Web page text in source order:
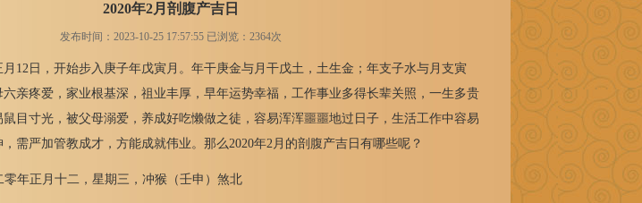
2020年2月剖腹产吉日
发布时间：2023-10-25 17:57:55 已浏览：2364次
月12日，开始步入庚子年戊寅月。年干庚金与月干戊土，土生金；年支子水与月支寅
亲疼爱，家业根基深，祖业丰厚，早年运势幸福，工作事业多得长辈关照，一生多贵
目寸光，被父母溺爱，养成好吃懒做之徒，容易浑浑噩噩地过日子，生活工作中容易
需严加管教成才，方能成就伟业。那么2020年2月的剖腹产吉日有哪些呢？
年正月十二，星期三，冲猴（壬申）煞北